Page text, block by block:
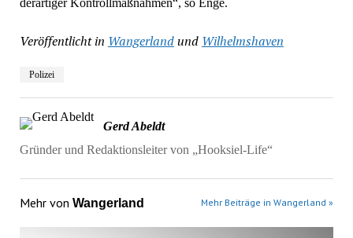
derartiger Kontrollmaßnahmen“, so Enge.
Veröffentlicht in Wangerlandund Wilhelmshaven
Polizei
Gerd Abeldt
Gründer und Redaktionsleiter von „Hooksiel-Life“
Mehr von Wangerland Mehr Beiträge in Wangerland »